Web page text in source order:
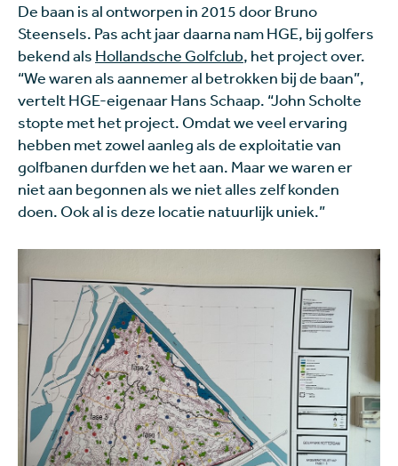
De baan is al ontworpen in 2015 door Bruno
Steensels. Pas acht jaar daarna nam HGE, bij golfers
bekend als Hollandsche Golfclub, het project over.
“We waren als aannemer al betrokken bij de baan”,
vertelt HGE-eigenaar Hans Schaap. “John Scholte
stopte met het project. Omdat we veel ervaring
hebben met zowel aanleg als de exploitatie van
golfbanen durfden we het aan. Maar we waren er
niet aan begonnen als we niet alles zelf konden
doen. Ook al is deze locatie natuurlijk uniek.”